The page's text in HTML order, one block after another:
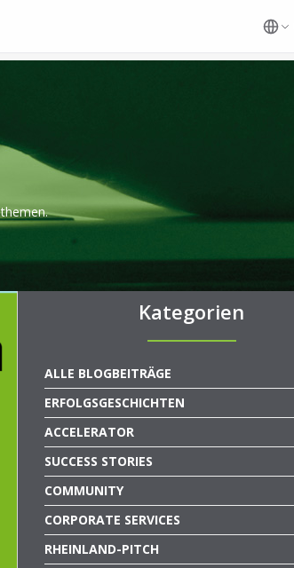
Kategorien
ALLE BLOGBEITRÄGE
ERFOLGSGESCHICHTEN
ACCELERATOR
SUCCESS STORIES
COMMUNITY
CORPORATE SERVICES
RHEINLAND-PITCH